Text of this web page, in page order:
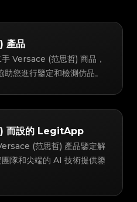
產品
Versace (范思哲) 商品，
您進行鑒定和檢測仿品。
而設的 LegitApp
(范思哲) 產品鑒定解
隊和尖端的 AI 技術提供鑒